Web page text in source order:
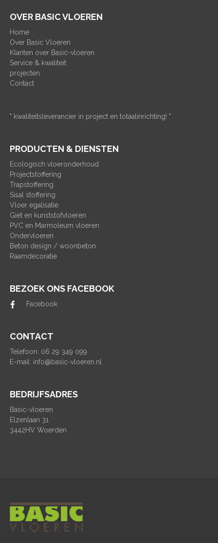
OVER BASIC VLOEREN
Home
Over Basic Vloeren
Klanten over Basic-vloeren
Service & kwaliteit
projecten
Contact
" kwaliteitsleverancier in project en totaalinrichting! "
PRODUCTEN & DIENSTEN
Ecologisch vloeronderhoud
Projectstoffering
Trapstoffering
Sisal stoffering
Vloer egalisatie
Giet en kunststofvloeren
PVC en Marmoleum vloeren
Ondervloeren
Beton design / woonbeton
Raamdecoratie
BEZOEK ONS FACEBOOK
Facebook
CONTACT
Telefoon: 06 29 349 099
E-mail: info@basic-vloeren.nl
BEDRIJFSADRES
Basic-vloeren
Elzenlaan 31
3442HV Woerden